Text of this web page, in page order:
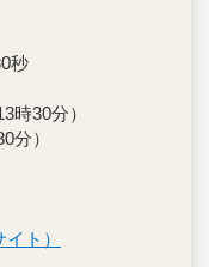
秒
時30分）
分）
ト）